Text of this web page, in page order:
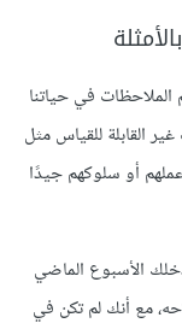
الملاحظات في حياتنا
القابلة للقياس مثل
أو سلوكهم جيدًا
الأسبوع الماضي
مع أنك لم تكن في